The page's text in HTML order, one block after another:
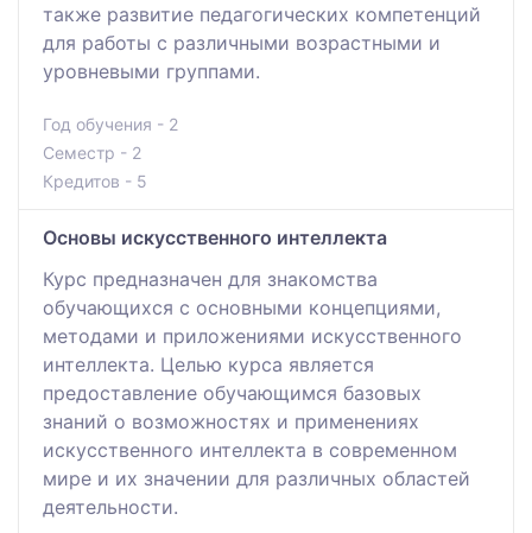
также развитие педагогических компетенций
для работы с различными возрастными и
уровневыми группами.
Год обучения - 2
Семестр - 2
Кредитов - 5
Основы искусственного интеллекта
Курс предназначен для знакомства
обучающихся с основными концепциями,
методами и приложениями искусственного
интеллекта. Целью курса является
предоставление обучающимся базовых
знаний о возможностях и применениях
искусственного интеллекта в современном
мире и их значении для различных областей
деятельности.